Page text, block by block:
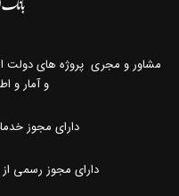
مشاور و مجری پروژه های دولت
و آمار و
دارای مجوز
دارای مجوز رسمی